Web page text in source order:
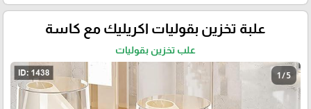
علبة تخزين بقوليات اكريليك مع كاسة
علب تخزين بقوليات
1 / 5